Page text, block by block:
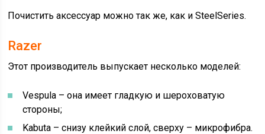
Почистить аксессуар можно так же, как и SteelSeries.
Razer
Этот производитель выпускает несколько моделей:
Vespula – она имеет гладкую и шероховатую
стороны;
Kabuta – снизу клейкий слой, сверху – микрофибра.